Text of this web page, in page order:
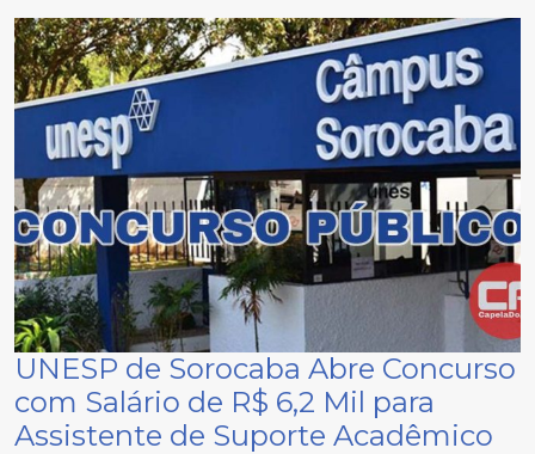
UNESP de Sorocaba Abre Concurso
com Salário de R$ 6,2 Mil para
Assistente de Suporte Acadêmico